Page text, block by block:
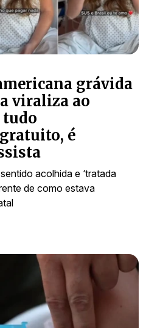
grávida
viraliza ao
tudo
é
acolhida e ‘tratada
de como estava